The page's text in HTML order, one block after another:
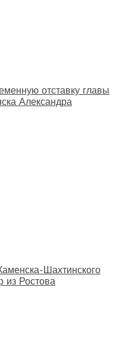
отставку главы
Александра
Шахтинского
из Ростова